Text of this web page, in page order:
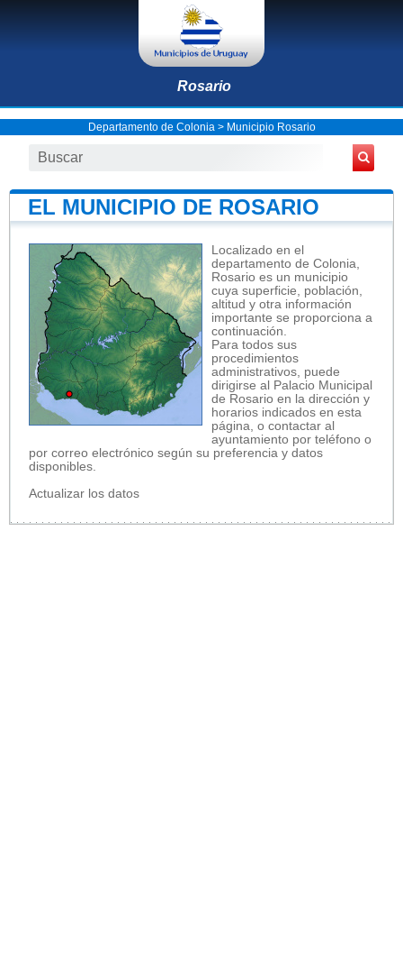
Rosario
Departamento de Colonia > Municipio Rosario
EL MUNICIPIO DE ROSARIO
Localizado en el
departamento de Colonia,
Rosario es un municipio
cuya superficie, población,
altitud y otra información
importante se proporciona a
continuación.
Para todos sus
procedimientos
administrativos, puede
dirigirse al Palacio Municipal
de Rosario en la dirección y
horarios indicados en esta
página, o contactar al
ayuntamiento por teléfono o
por correo electrónico según su preferencia y datos
disponibles.
Actualizar los datos